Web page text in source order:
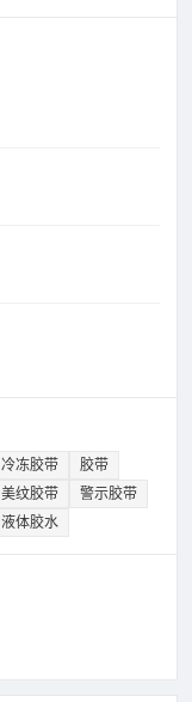
冷冻胶带
胶带
美纹胶带
警示胶带
液体胶水